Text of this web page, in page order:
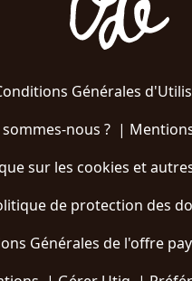
Générales
nous ?|
sur les cookies et
de protection des
Générales de l'offre